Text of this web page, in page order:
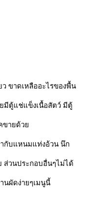
ขาดเหลืออะไรของพื้น
ตู้แช่แข็งเนื้อสัตว์ มีตู้
คขายด้ว
กับแหนมแท่งอ้วน นึก
ส่วนประกอบอื่นๆไม่ได้
นผัดง่ายๆเมนูนี้